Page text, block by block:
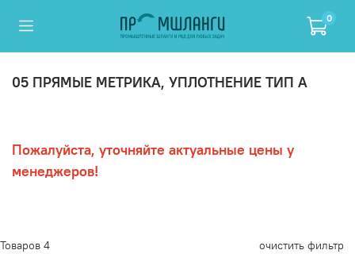
0
05 ПРЯМЫЕ МЕТРИКА, УПЛОТНЕНИЕ ТИП A
Пожалуйста, уточняйте актуальные цены у
менеджеров!
Товаров 4 очистить фильтр